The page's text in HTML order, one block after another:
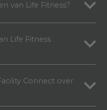
van Life Fitness?
Life Fitness
Connect over